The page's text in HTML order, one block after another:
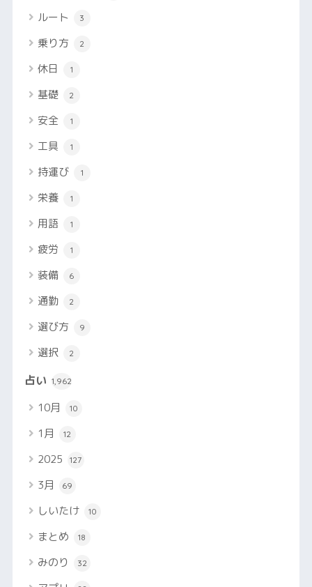
ルート 3
乗り方 2
休日 1
基礎 2
安全 1
工具 1
持運び 1
栄養 1
用語 1
疲労 1
装備 6
通勤 2
選び方 9
選択 2
占い 1,962
10月 10
1月 12
2025 127
3月 69
しいたけ 10
まとめ 18
みのり 32